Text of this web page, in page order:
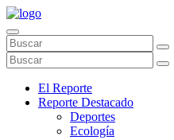
El Reporte
Reporte Destacado
Deportes
Ecología